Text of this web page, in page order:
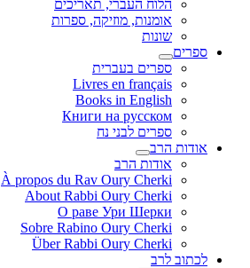
הלוח העברי, תאריכים
אומנות, מוזיקה, ספרות
שונות
ספרים
ספרים בעברית
Livres en français
Books in English
Книги на русском
ספרים לבני נח
אודות הרב
אודות הרב
À propos du Rav Oury Cherki
About Rabbi Oury Cherki
О раве Ури Шерки
Sobre Rabino Oury Cherki
Über Rabbi Oury Cherki
לכתוב לרב